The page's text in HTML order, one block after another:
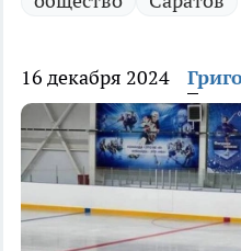
16 декабря 2024